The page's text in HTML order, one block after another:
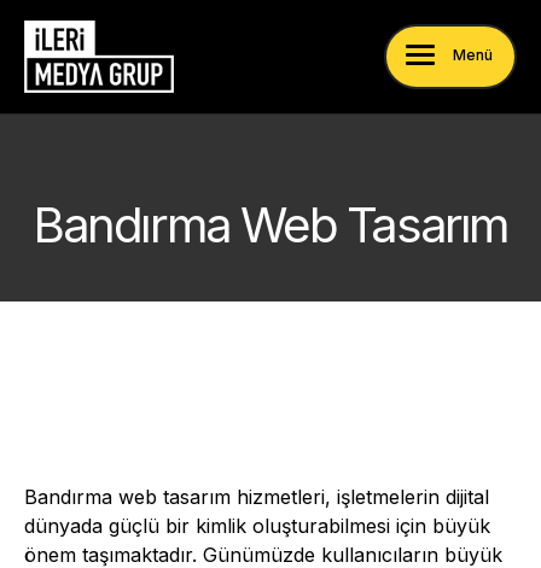
Bandırma Web Tasarım
Bandırma web tasarım hizmetleri, işletmelerin dijital
dünyada güçlü bir kimlik oluşturabilmesi için büyük
önem taşımaktadır. Günümüzde kullanıcıların büyük
Menü